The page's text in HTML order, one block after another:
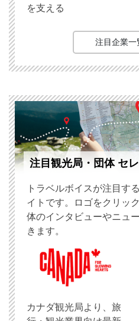
を支える
注目企業一
注目観光局・団体 セ
トラベルボイスが注目す
イトです。ロゴをクリッ
体のインタビューやニュ
きます。
​カナダ観光局より、旅